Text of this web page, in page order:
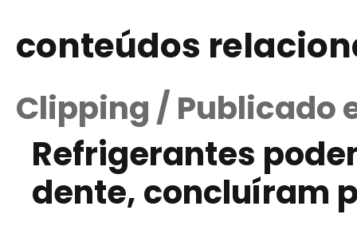
conteúdos
Clipping / Publicado
Refrigerantes
dente, concluíram